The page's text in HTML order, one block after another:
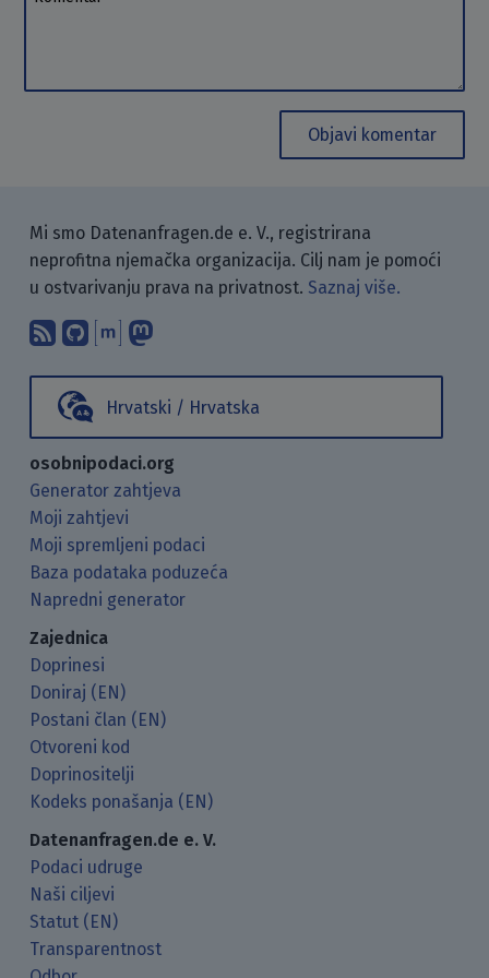
Objavi komentar
Mi smo Datenanfragen.de e. V., registrirana
neprofitna njemačka organizacija. Cilj nam je pomoći
u ostvarivanju prava na privatnost. Saznaj više.
Pretplati se na naš blog koristeći
Pronađi nas na GitHubu.
Raspravljaj s nama putem
Hrvatski / Hrvatska
osobnipodaci.org
Generator zahtjeva
Moji zahtjevi
Moji spremljeni podaci
Baza podataka poduzeća
Napredni generator
Zajednica
Doprinesi
Doniraj (EN)
Postani član (EN)
Otvoreni kod
Doprinositelji
Kodeks ponašanja (EN)
Datenanfragen.de e. V.
Podaci udruge
Naši ciljevi
Statut (EN)
Transparentnost